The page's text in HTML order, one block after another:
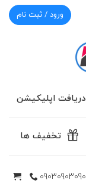
ورود / ثبت نام
دریافت اپلیکیشن
تخفیف ها
09030903090